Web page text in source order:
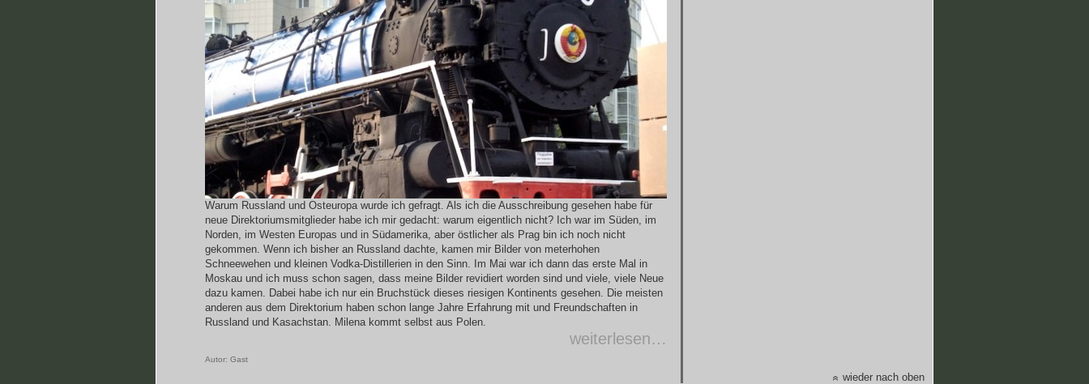
Warum Russland und Osteuropa wurde ich gefragt. Als ich die Ausschreibung gesehen habe für
neue Direktoriumsmitglieder habe ich mir gedacht: warum eigentlich nicht? Ich war im Süden, im
Norden, im Westen Europas und in Südamerika, aber östlicher als Prag bin ich noch nicht
gekommen. Wenn ich bisher an Russland dachte, kamen mir Bilder von meterhohen
Schneewehen und kleinen Vodka-Distillerien in den Sinn. Im Mai war ich dann das erste Mal in
Moskau und ich muss schon sagen, dass meine Bilder revidiert worden sind und viele, viele Neue
dazu kamen. Dabei habe ich nur ein Bruchstück dieses riesigen Kontinents gesehen. Die meisten
anderen aus dem Direktorium haben schon lange Jahre Erfahrung mit und Freundschaften in
Russland und Kasachstan. Milena kommt selbst aus Polen.
weiterlesen…
Autor: Gast
wieder nach oben